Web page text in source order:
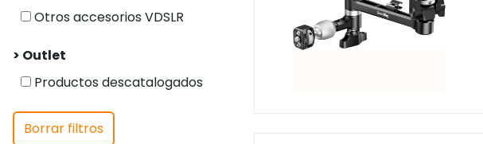
Otros accesorios VDSLR
> Outlet
Productos descatalogados
Borrar filtros